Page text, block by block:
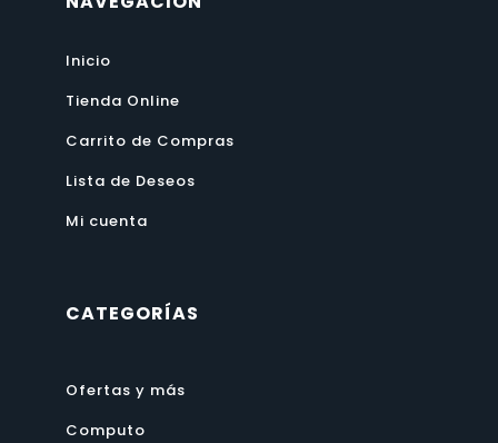
Inicio
Tienda Online
Carrito de Compras
Lista de Deseos
Mi cuenta
CATEGORÍAS
Ofertas y más
Computo